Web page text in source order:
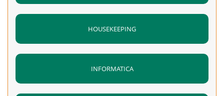
HOUSEKEEPING
INFORMATICA